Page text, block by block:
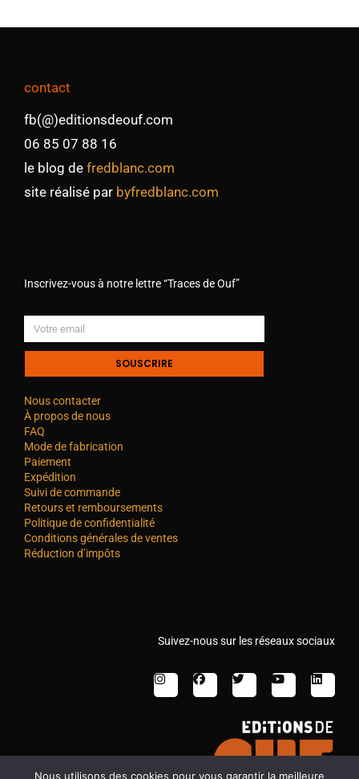
contact
fb(@)editionsdeouf.com
06 85 07 88 16
le blog de fredblanc.com
site réalisé par byfredblanc.com
Inscrivez-vous à notre lettre “Traces de Ouf”
SOUSCRIRE
Nous contacter
À propos de nous
FAQ
Mode de fabrication
Paiement
Expédition
Suivi de commande
Retours et remboursements
Politique de confidentialité
Conditions générales de ventes
Réduction d’impôts
Suivez-nous sur les réseaux sociaux
Nous utilisons des cookies pour vous garantir la meilleure